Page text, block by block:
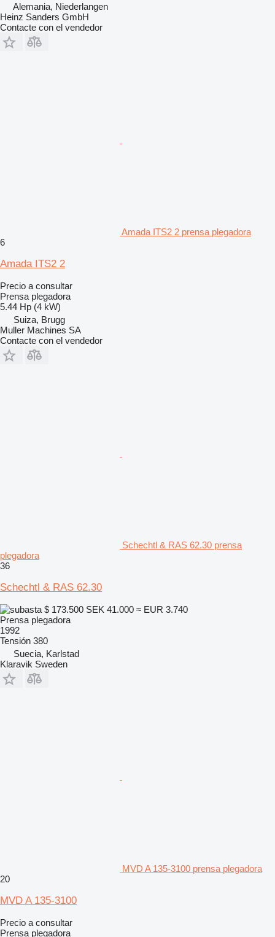
Alemania, Niederlangen
Heinz Sanders GmbH
Contacte con el vendedor
Amada ITS2 2 prensa plegadora
6
Amada ITS2 2
Precio a consultar
Prensa plegadora
5.44 Hp (4 kW)
Suiza, Brugg
Muller Machines SA
Contacte con el vendedor
Schechtl & RAS 62.30 prensa
plegadora
36
Schechtl & RAS 62.30
$ 173.500 SEK 41.000 ≈ EUR 3.740
Prensa plegadora
1992
Tensión 380
Suecia, Karlstad
Klaravik Sweden
MVD A 135-3100 prensa plegadora
20
MVD A 135-3100
Precio a consultar
Prensa plegadora